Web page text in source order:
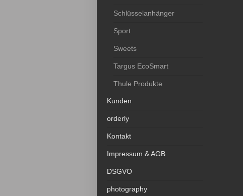
Schlüsselanhänger
Sport
Sweets
Targus EcoSmart
Thule Produkte
Kunden
orderly
Kontakt
Impressum & AGB
DSGVO
photography